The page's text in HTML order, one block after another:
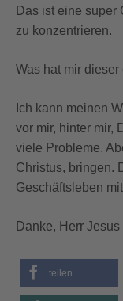
Das ist eine super
zu konzentrieren.
Was hat mir
Ich kann meinen
vor mir, hinter mir,
viele Probleme.
Christus, bringen.
Geschäftsleben
Danke, Herr
teilen